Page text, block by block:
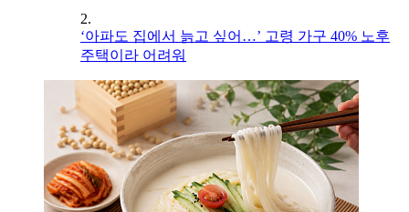
2.
‘아파도 집에서 늙고 싶어…’ 고령 가구 40% 노후
주택이라 어려워